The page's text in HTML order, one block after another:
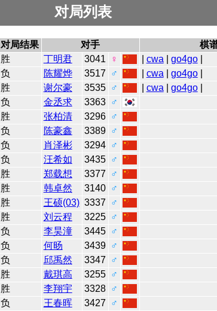
对局列表
对局结果 对手
棋
胜 丁明君 3041 ♀ cwa go4go|
负 陈耀烨 3517 ♂ cwa go4go|
胜 谢尔豪 3535 ♂ cwa go4go|
负 金丞求 3363
♂
胜 张柏清 3296
♂
负 陈豪鑫 3389
♂
负 肖泽彬 3294
♂
负 汪希如 3435
♂
胜 郑载想 3377
♂
胜 韩卓然 3140
♂
胜 王硕(03) 3337
♂
胜 刘云程 3225
♂
负 李昊潼 3445
♂
负 何旸 3439
♂
负 邱禹然 3347
♂
胜 戴琪高 3255
♂
胜 李翔宇 3328
♂
负 王春晖 3427
♂